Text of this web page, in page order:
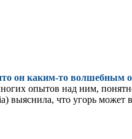
он каким-то
опытов над ним,
что угорь может